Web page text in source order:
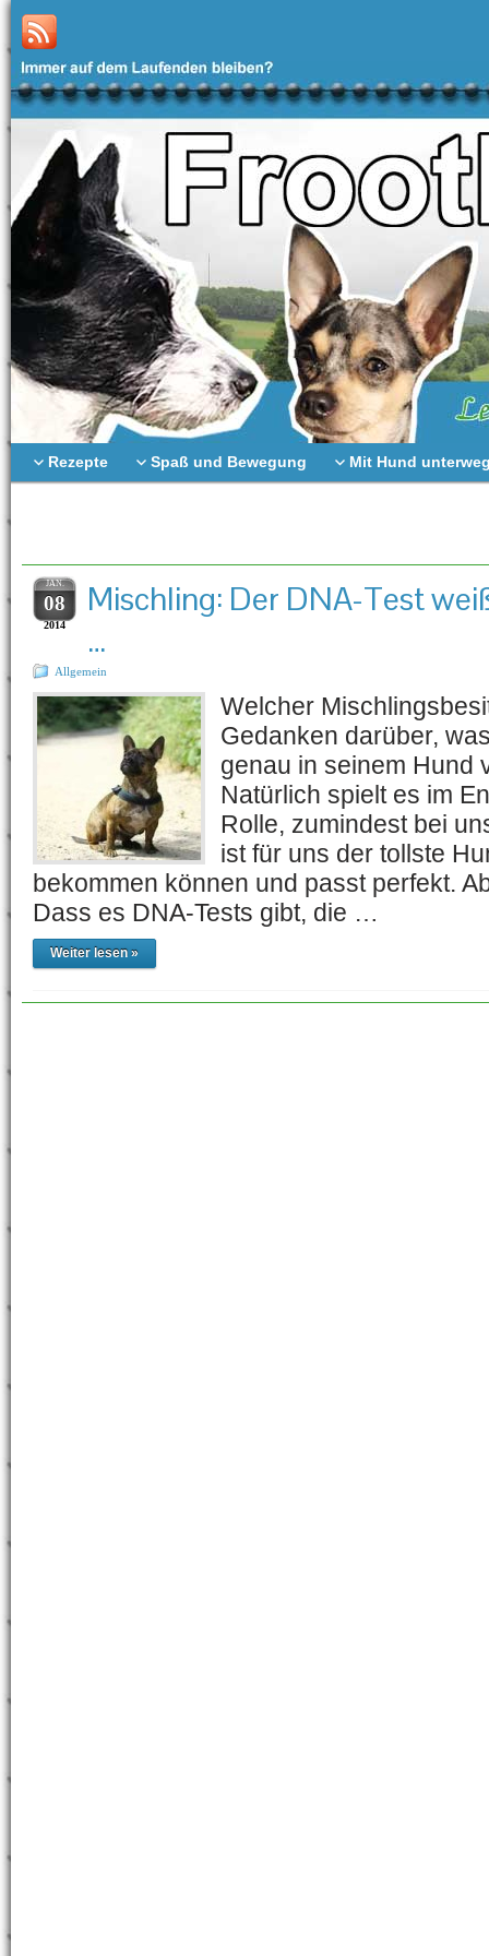
Rezepte Spaß und Bewegung Mit Hund
JAN.
08
2014
Mischling: Der DNA-Test
…
Allgemein
Welcher
Gedanken darüber,
genau in seinem Hund
Natürlich spielt es im
Rolle, zumindest bei
ist für uns der tollste
bekommen können und passt perfekt.
Dass es DNA-Tests gibt, die …
Weiter lesen »